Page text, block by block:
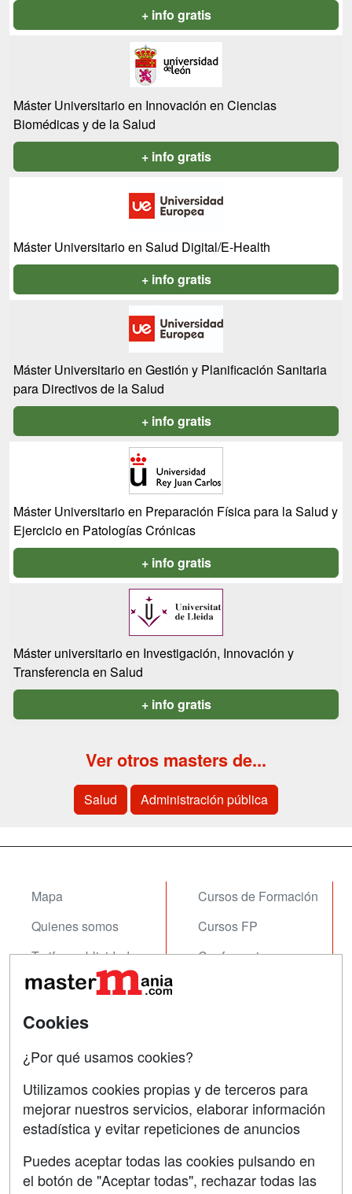
+ info gratis
Máster Universitario en Innovación en Ciencias
Biomédicas y de la Salud
+ info gratis
Máster Universitario en Salud Digital/E-Health
+ info gratis
Máster Universitario en Gestión y Planificación Sanitaria
para Directivos de la Salud
+ info gratis
Máster Universitario en Preparación Física para la Salud y
Ejercicio en Patologías Crónicas
+ info gratis
Máster universitario en Investigación, Innovación y
Transferencia en Salud
+ info gratis
Ver otros masters de...
Salud Administración pública
Mapa
Quienes somos
Tarifas publicidad
Acceso Usuarios
Acceso Centros
Cursos de Formación
Cursos FP
Conferencias
Contactar
Confidencialidad
Aviso legal
Copyleft
Cookies
¿Por qué usamos cookies?
Utilizamos cookies propias y de terceros para
mejorar nuestros servicios, elaborar información
estadística y evitar repeticiones de anuncios
Puedes aceptar todas las cookies pulsando en
el botón de "Aceptar todas", rechazar todas las